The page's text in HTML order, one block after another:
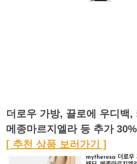
더로우 가방, 끌로에 우디백,
메종마르지엘라 등 추가 30%
[ 추천 상품 보러가기 ]